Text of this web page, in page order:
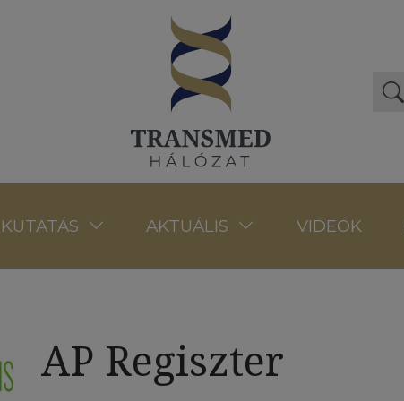
KUTATÁS AKTUÁLIS VIDEÓK
AP Regiszter